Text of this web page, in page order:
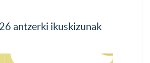
antzerki ikuskizunak